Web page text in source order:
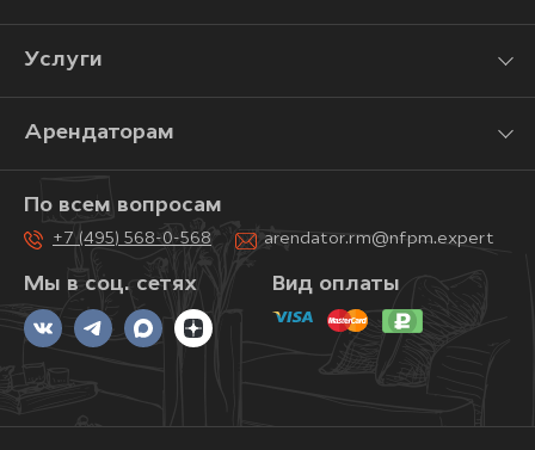
Услуги
Арендаторам
Мы в соц. сетях
По всем вопросам
+7 (495) 568-0-568 arendator.rm@nfpm.expert
Вид оплаты